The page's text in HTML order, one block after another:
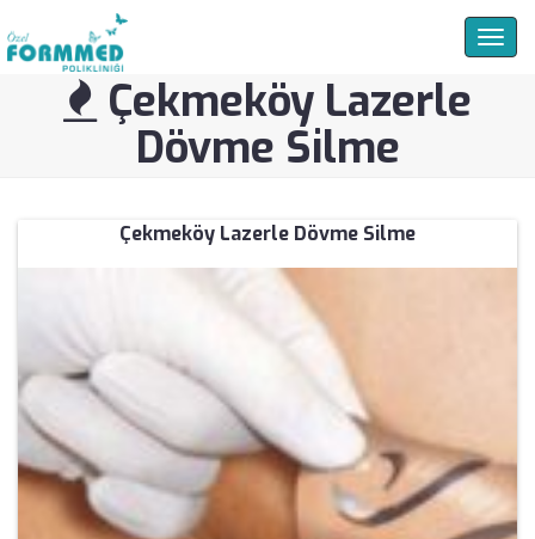
Çekmeköy Lazerle
Dövme Silme
Çekmeköy Lazerle Dövme Silme